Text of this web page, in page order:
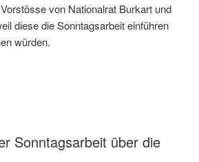
von Nationalrat Burkart und
diese die Sonntagsarbeit einführen
würden.
Sonntagsarbeit über die